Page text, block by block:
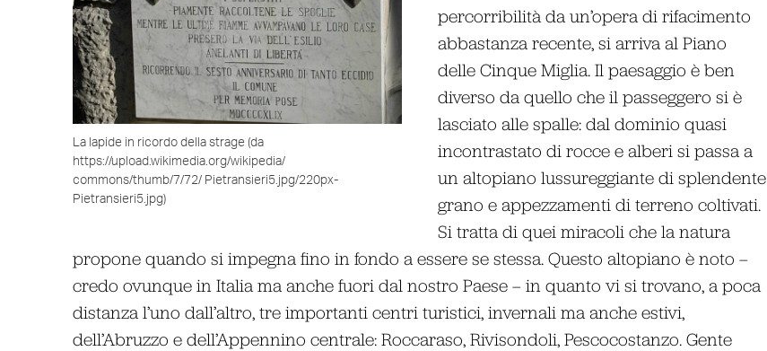
La lapide in ricordo della strage (da
https://upload.wikimedia.org/wikipedia/
commons/thumb/7/72/ Pietransieri5.jpg/220px-
Pietransieri5.jpg)
percorribilità da un’opera di rifacimento
abbastanza recente, si arriva al Piano
delle Cinque Miglia. Il paesaggio è ben
diverso da quello che il passeggero si è
lasciato alle spalle: dal dominio quasi
incontrastato di rocce e alberi si passa a
un altopiano lussureggiante di splendente
grano e appezzamenti di terreno coltivati.
Si tratta di quei miracoli che la natura
propone quando si impegna fino in fondo a essere se stessa. Questo altopiano è noto –
credo ovunque in Italia ma anche fuori dal nostro Paese – in quanto vi si trovano, a poca
distanza l’uno dall’altro, tre importanti centri turistici, invernali ma anche estivi,
dell’Abruzzo e dell’Appennino centrale: Roccaraso, Rivisondoli, Pescocostanzo. Gente